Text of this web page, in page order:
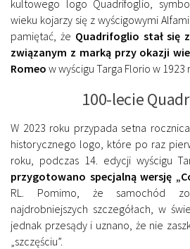
kultowego logo Quadrifoglio,
wieku kojarzy się z wyścigowymi
pamiętać, że Quadrifoglio stał się
związanym z marką przy okazji
Romeo w wyścigu Targa Florio w 1923
100-lecie
W 2023 roku przypada setna
historycznego logo, które po raz
roku, podczas 14. edycji wyścigu
przygotowano specjalną wersję
RL. Pomimo, że samochód
najdrobniejszych szczegółach, w
jednak przesądy i uznano, że nie
„szczęściu”.